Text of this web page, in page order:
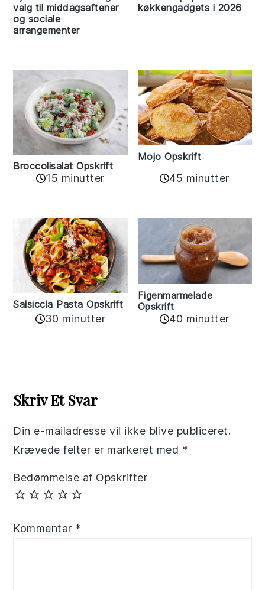
valg til middagsaftener
og sociale
arrangementer
køkkengadgets i 2026
Broccolisalat Opskrift
15 minutter
Mojo Opskrift
45 minutter
Salsiccia Pasta Opskrift
30 minutter
Figenmarmelade
Opskrift
40 minutter
Interactions
Skriv Et Svar
Din e-mailadresse vil ikke blive publiceret.
Krævede felter er markeret med *
Bedømmelse af Opskrifter
Kommentar *